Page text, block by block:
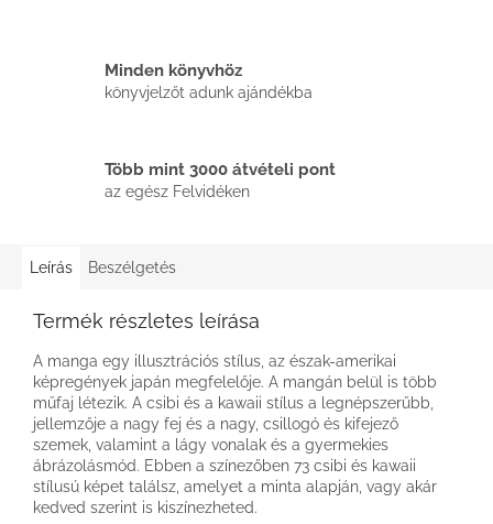
Minden könyvhöz
könyvjelzőt adunk ajándékba
Több mint 3000 átvételi pont
az egész Felvidéken
Leírás Beszélgetés
Termék részletes leírása
A manga egy illusztrációs stílus, az észak-amerikai
képregények japán megfelelője. A mangán belül is több
műfaj létezik. A csibi és a kawaii stílus a legnépszerűbb,
jellemzője a nagy fej és a nagy, csillogó és kifejező
szemek, valamint a lágy vonalak és a gyermekies
ábrázolásmód. Ebben a színezőben 73 csibi és kawaii
stílusú képet találsz, amelyet a minta alapján, vagy akár
kedved szerint is kiszínezheted.